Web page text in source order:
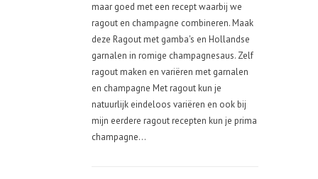
maar goed met een recept waarbij we
ragout en champagne combineren. Maak
deze Ragout met gamba's en Hollandse
garnalen in romige champagnesaus. Zelf
ragout maken en variëren met garnalen
en champagne Met ragout kun je
natuurlijk eindeloos variëren en ook bij
mijn eerdere ragout recepten kun je prima
champagne...